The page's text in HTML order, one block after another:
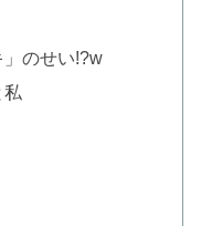
のせい!?w
私